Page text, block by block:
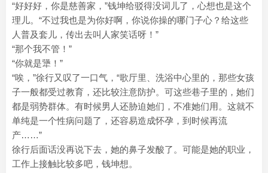
“好好好，你是慈善家，”钱坤给驳得没词儿了，心想也是这个
理儿。“不过我也是为你好啊，你说你操的哪门子心？给这些
人普及套儿，传出去叫人家笑话呀！”
“那个我不管！”
“你就是犟！”
“唉，”徐行又叹了一口气，“歌厅里、洗浴中心里的，那些女孩
子一般都受过教育，还比较注意防护。可这些巷子里的，她们
都是弱势群体。有时候男人还胁迫她们，不准她们用。这就不
单纯是一个性病问题了，还容易造成怀孕，到时候再流
产……”
徐行后面话没再说下去，她的鼻子发酸了。可能是她的职业，
工作上接触比较多吧，钱坤想。